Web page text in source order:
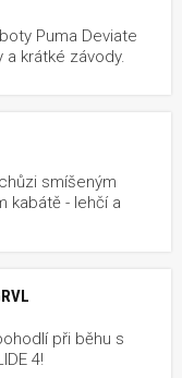
Puma Deviate
a krátké závody.
smíšeným
kabátě - lehčí a
při běhu s
4!